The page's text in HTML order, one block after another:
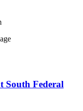
South Federal